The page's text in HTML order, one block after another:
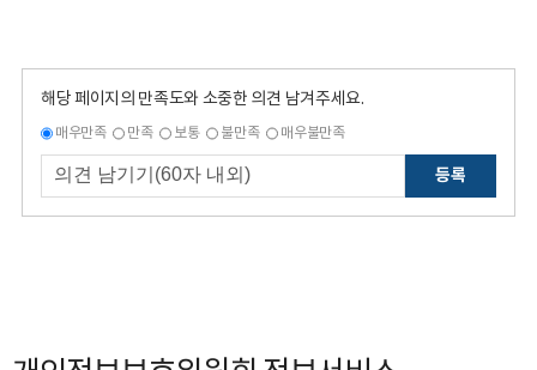
해당 페이지의 만족도와 소중한 의견 남겨주세요.
매우만족 만족 보통 불만족 매우불만족
등록